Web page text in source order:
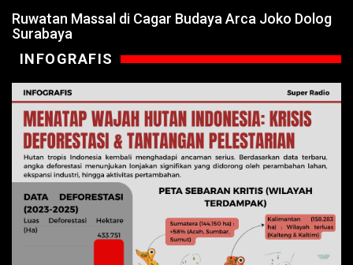
Ruwatan Massal di Cagar Budaya Arca Joko Dolog
Surabaya
INFOGRAFIS